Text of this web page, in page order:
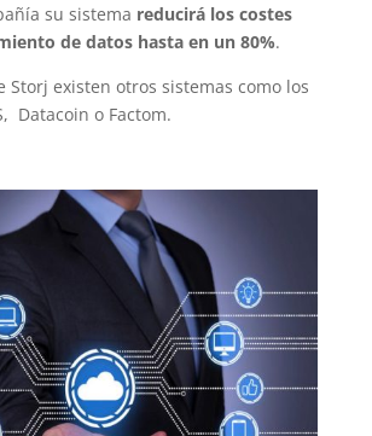
su sistema reducirá los costes
de datos hasta en un 80%.
Storj existen otros sistemas como los
Datacoin o Factom.